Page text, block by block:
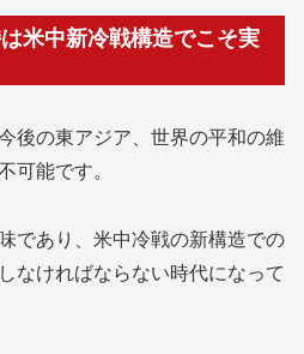
米中新冷戦構造でこそ実
後の東アジア、世界の平和の維
可能です。
であり、米中冷戦の新構造での
なければならない時代になって